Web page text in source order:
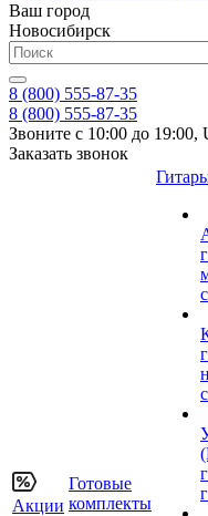
Ваш город
Новосибирск
8 (800) 555-87-35
8 (800) 555-87-35
Звоните с 10:00 до
Заказать звонок
Акции
Готовые
комплекты